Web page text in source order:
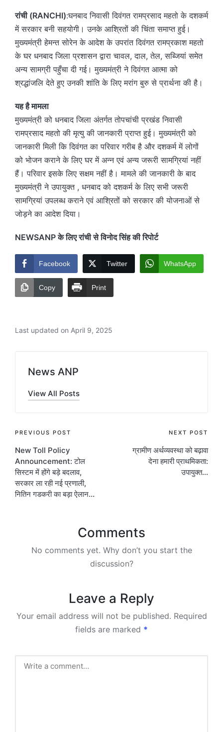
रांची (RANCHI):घनबाद निवासी दिवंगत रामप्रसाद महतो के दशकर्म
में सरकार बनी सहयोगी। उनके आश्रितों की चिंता समाप्त हुई।
मुख्यमंत्री हेमन्त सोरेन के आदेश के उपरांत दिवंगत रामप्रकाश महतो
के घर धनबाद जिला प्रशासन द्वारा चावल, दाल, तेल, सब्जियां समेत
अन्य सामग्री पहुँचा दी गई। मुख्यमंत्री ने दिवंगत आत्मा को
श्रद्धांजलि देते हुए उनकी शांति के लिए मरांग बुरु से प्रार्थना की है।
यह है मामला
मुख्यमंत्री को धनबाद जिला अंतर्गत तोपचांची प्रखंड निवासी
रामप्रसाद महतो की मृत्यु की जानकारी प्राप्त हुई। मुख्यमंत्री को
जानकारी मिली कि दिवंगत का परिवार गरीब है और दशकर्म में लोगों
को भोजन कराने के लिए घर में अन्न एवं अन्य जरूरी सामग्रियां नहीं
हैं। परिवार इसके लिए सक्षम नहीं है। मामले की जानकारी के बाद
मुख्यमंत्री ने उपायुक्त , धनबाद को दशकर्म के लिए सभी जरूरी
सामग्रियां उपलब्ध कराने एवं आश्रितों को सरकार की योजनाओं से
जोड़ने का आदेश दिया।
NEWSANP के लिए रांची से विनोद सिंह की रिपोर्ट
Facebook Twitter WhatsApp
Copy Print
Last updated on April 9, 2025
News ANP
View All Posts
Post
navigation
PREVIOUS POST
New Toll Policy
Announcement: टोल
सिस्टम में होंगे बड़े बदलाव,
सरकार ला रही नई प्रणाली,
नितिन गडकरी का बड़ा ऐलान…
NEXT POST
ग्रामीण अर्थव्यवस्था को बढ़ावा
देना हमारी प्राथमिकता:
उपायुक्त…
Comments
No comments yet. Why don’t you start the
discussion?
Leave a Reply
Your email address will not be published. Required
fields are marked *